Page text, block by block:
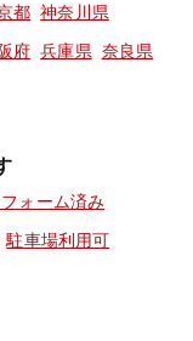
都 神奈川県
府 兵庫県 奈良県
フォーム済み
駐車場利用可